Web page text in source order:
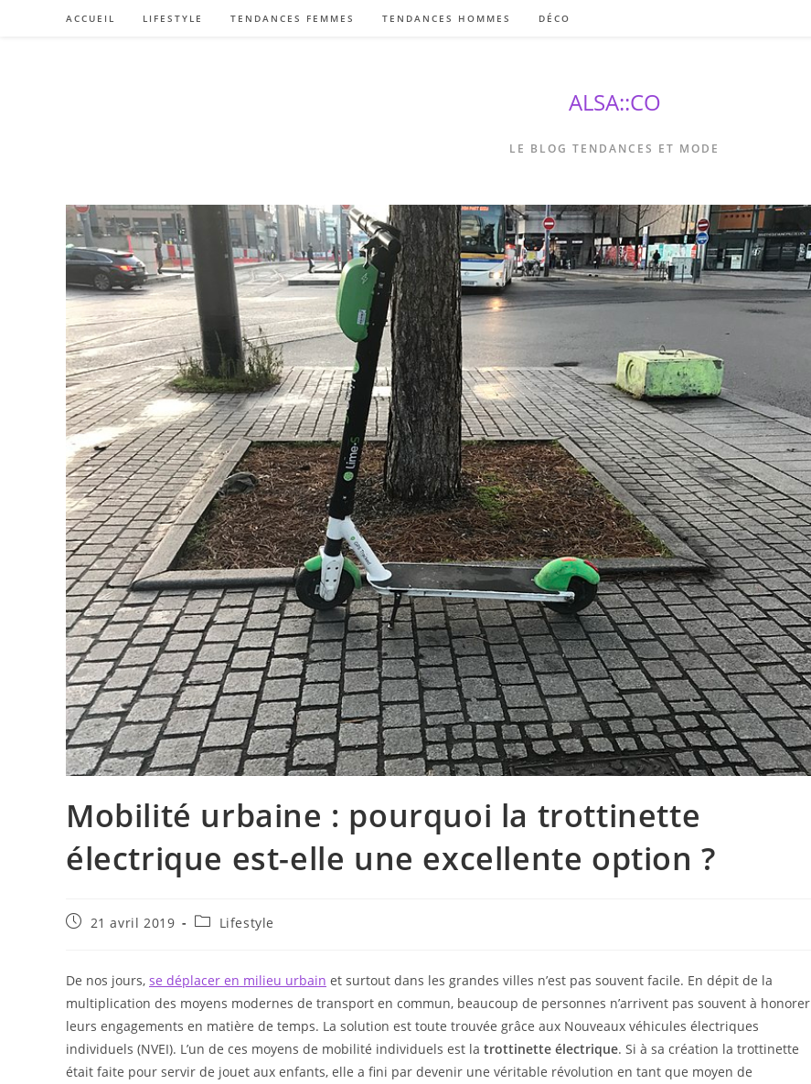
ACCUEIL LIFESTYLE TENDANCES FEMMES TENDANCES HOMMES DÉCO
ALSA::CO
LE BLOG TENDANCES ET MODE
Mobilité urbaine : pourquoi la trottinette
électrique est-elle une excellente option ?
Publication
21 avril 2019
PostLifestyle
De nos jours, se déplacer en milieu urbain et surtout dans les grandes villes n’est pas souvent facile. En dépit de la
multiplication des moyens modernes de transport en commun, beaucoup de personnes n’arrivent pas souvent à honorer
leurs engagements en matière de temps. La solution est toute trouvée grâce aux Nouveaux véhicules électriques
individuels (NVEI). L’un de ces moyens de mobilité individuels est la trottinette électrique. Si à sa création la trottinette
était faite pour servir de jouet aux enfants, elle a fini par devenir une véritable révolution en tant que moyen de